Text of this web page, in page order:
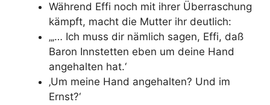
Während Effi noch mit ihrer Überraschung
kämpft, macht die Mutter ihr deutlich:
„‚… Ich muss dir nämlich sagen, Effi, daß
Baron Innstetten eben um deine Hand
angehalten hat.‘
‚Um meine Hand angehalten? Und im
Ernst?‘